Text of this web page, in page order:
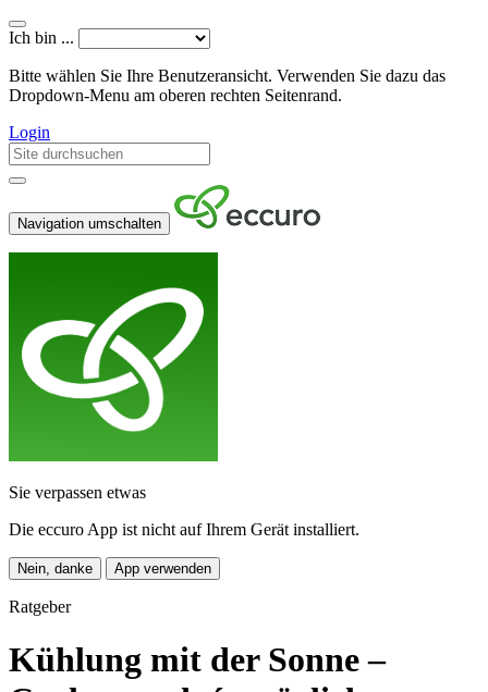
Ich bin ...
Bitte wählen Sie Ihre Benutzeransicht. Verwenden Sie dazu das
Dropdown-Menu am oberen rechten Seitenrand.
Login
Navigation umschalten
Sie verpassen etwas
Die eccuro App ist nicht auf Ihrem Gerät installiert.
Nein, danke App verwenden
Ratgeber
Kühlung mit der Sonne –